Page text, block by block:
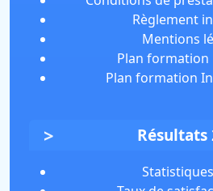
Règlement
Mentions
Plan formation
Plan formation
Résultats